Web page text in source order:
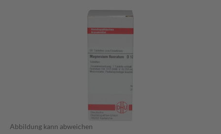
Abbildung kann abweichen